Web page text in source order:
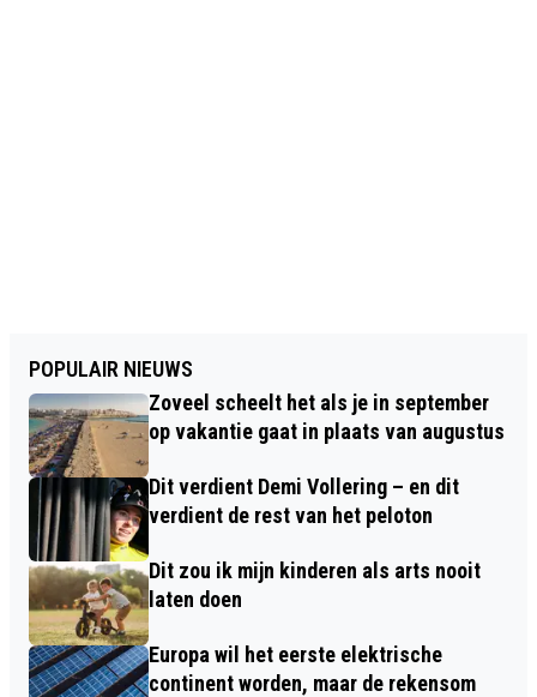
POPULAIR NIEUWS
Zoveel scheelt het als je in september
op vakantie gaat in plaats van augustus
Dit verdient Demi Vollering – en dit
verdient de rest van het peloton
Dit zou ik mijn kinderen als arts nooit
laten doen
Europa wil het eerste elektrische
continent worden, maar de rekensom